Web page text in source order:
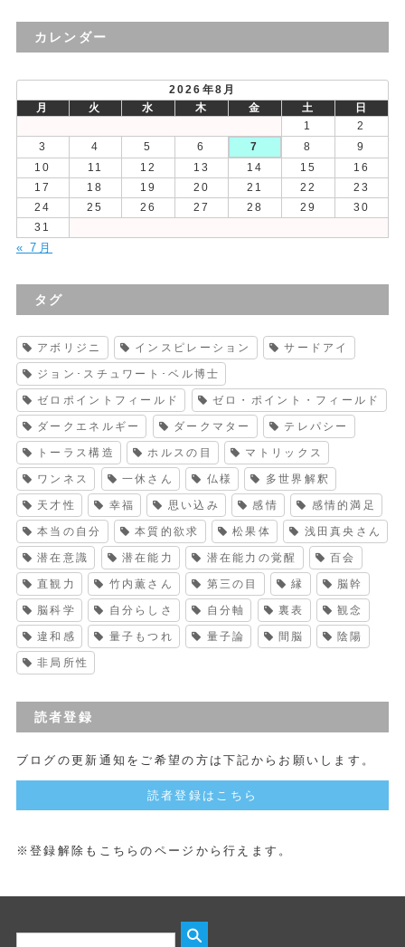
の
カレンダー
2026年8月
月
火 水 木 金 土
日
1
2
3
4 5 6 7 8
9
10
11 12 13 14 15
16
17
18 19 20 21 22
23
24
25 26 27 28 29
30
31
« 7月
タグ
アボリジニ インスピレーション サードアイ
ジョン･スチュワート･ベル博士
ゼロポイントフィールド ゼロ・ポイント・フィールド
ダークエネルギー ダークマター テレパシー
トーラス構造 ホルスの目 マトリックス
ワンネス 一休さん 仏様 多世界解釈
天才性 幸福 思い込み 感情 感情的満足
本当の自分 本質的欲求 松果体 浅田真央さん
潜在意識 潜在能力 潜在能力の覚醒 百会
直観力 竹内薫さん 第三の目 縁 脳幹
脳科学 自分らしさ 自分軸 裏表 観念
違和感 量子もつれ 量子論 間脳 陰陽
非局所性
読者登録
ブログの更新通知をご希望の方は下記からお願いします。
読者登録はこちら
※登録解除もこちらのページから行えます。